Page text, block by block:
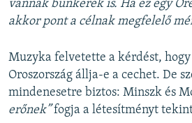
vannak bunkerek is. Ha ez egy
akkor pont a célnak megfelelő
Muzyka felvetette a kérdést, hogy
Oroszország állja-e a cechet. De
mindenesetre biztos: Minszk és
erőnek”fogja a létesítményt